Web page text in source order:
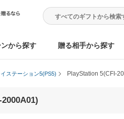
シーンから探す 贈る相手か